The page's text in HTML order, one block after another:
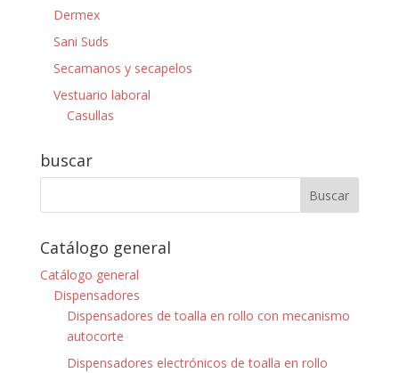
Dermex
Sani Suds
Secamanos y secapelos
Vestuario laboral
Casullas
buscar
Catálogo general
Catálogo general
Dispensadores
Dispensadores de toalla en rollo con mecanismo
autocorte
Dispensadores electrónicos de toalla en rollo